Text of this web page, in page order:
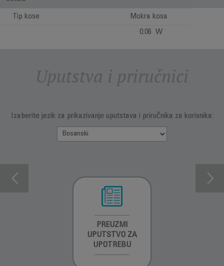
Tip kose
Mokra kosa
0.06 W
Uputstva i priručnici
Izaberite jezik za prikazivanje uputstava i priručnika za korisnika:
PREUZMI
UPUTSTVO ZA
UPOTREBU